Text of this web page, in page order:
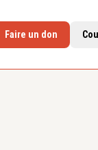
Faire un don